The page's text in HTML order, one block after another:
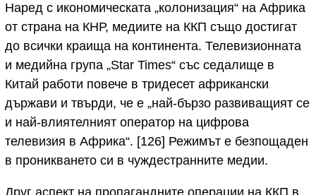
Наред с икономическата „колонизация“ на Африка
от страна на КНР, медиите на ККП също достигат
до всички краища на континента. Телевизионната
и медийна група „Star Times“ със седалище в
Китай работи повече в тридесет африкански
държави и твърди, че е „най-бързо развиващият се
и най-влиятелният оператор на цифрова
телевизия в Африка“. [126] Режимът е безпощаден
в проникването си в чуждестранните медии.
Друг аспект на пропагандните операции на ККП в